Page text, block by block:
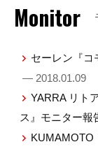
Monitor
セーレン『コ
— 2018.01.09
YARRA リト
ス』モニター報
KUMAMOTO